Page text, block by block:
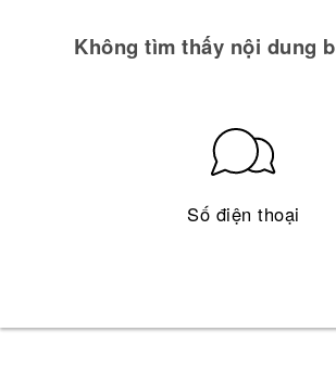
Không tìm thấy nội dung
Số điện thoại